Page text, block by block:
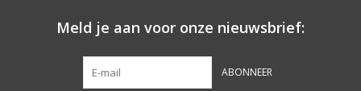
Meld je aan voor onze nieuwsbrief:
ABONNEER